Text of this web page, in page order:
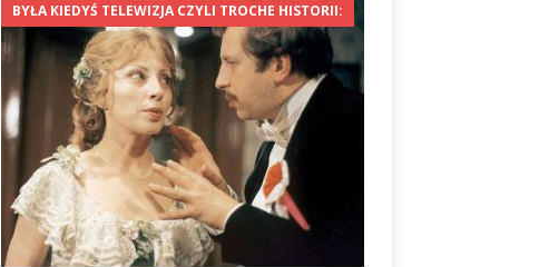
BYŁA KIEDYŚ TELEWIZJA CZYLI TROCHE HISTORII: